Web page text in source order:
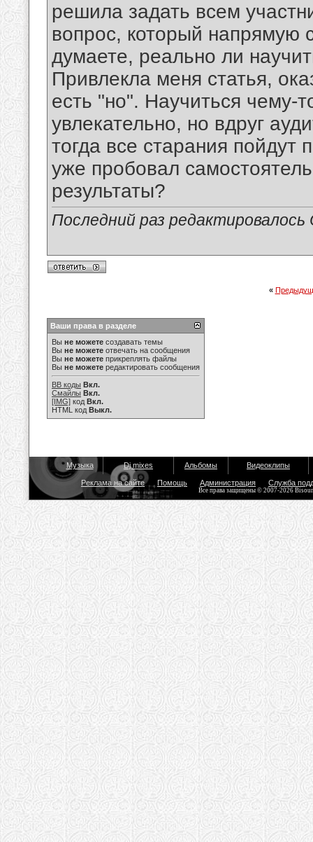
решила задать всем
вопрос, который напрямую
думаете, реально ли
Привлекла меня статья,
есть "но". Научиться чему-
увлекательно, но вдруг
тогда все старания пойдут
уже пробовал
результаты?
Последний раз
«
Ваши права в разделе
Вы не можете создавать темы
Вы не можете отвечать на сообщения
Вы не можете прикреплять файлы
Вы не можете редактировать сообщения
BB коды Вкл.
Смайлы Вкл.
[IMG] код Вкл.
HTML код Выкл.
Музыка Dj mixes Альбомы Видеоклипы
Реклама на сайте Помощь Администрация Служба
Все права защищены © 2007-2026